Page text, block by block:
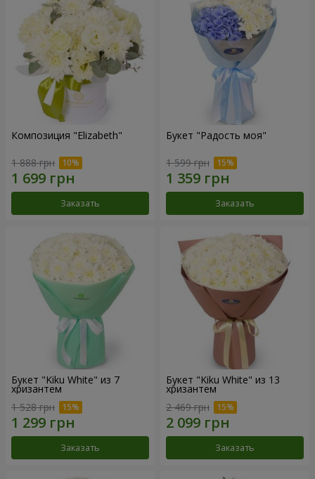
Композиция "Elizabeth"
1 888 грн
Заказать
Букет "Радость моя"
1 599 грн
Заказать
Букет "Kiku White" из 7
хризантем
1 528 грн
Заказать
Букет "Kiku White" из 13
хризантем
2 469 грн
Заказать